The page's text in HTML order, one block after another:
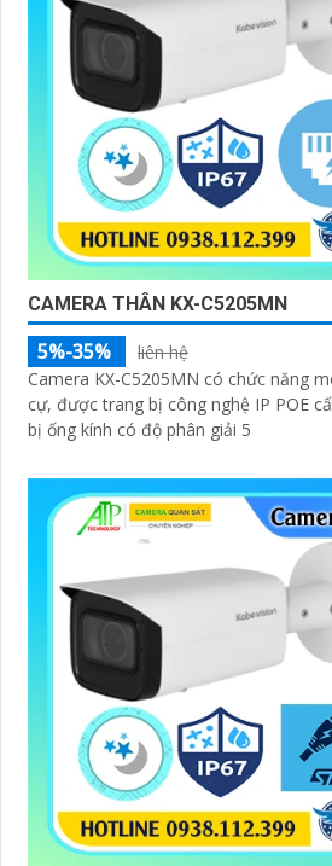
CAMERA THÂN KX-C5205MN
5%-35%
liên hệ
Camera KX-C5205MN có chức năng
cự, được trang bị công nghệ IP POE cấp
bị ống kính có độ phân giải 5